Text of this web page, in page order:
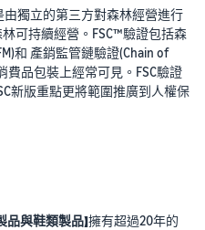
由獨立的第三方對森林經營進行
可持續經營。FSC™驗證包括森
和 產銷監管鏈驗證(Chain of
費品包裝上經常可見。FSC驗證
新版重點更將範圍推廣到人權保
品與鞋類製品】擁有超過20年的